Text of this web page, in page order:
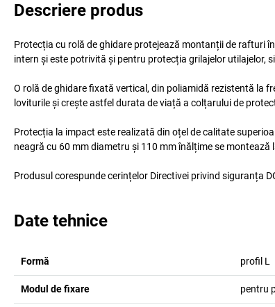
Descriere produs
Protecția cu rolă de ghidare protejează montanții de rafturi
intern și este potrivită și pentru protecția grilajelor utilajelor,
O rolă de ghidare fixată vertical, din poliamidă rezistentă la
loviturile și crește astfel durata de viață a colțarului de
Protecția la impact este realizată din oțel de calitate
neagră cu 60 mm diametru și 110 mm înălțime se montează
Produsul corespunde cerințelor Directivei privind siguranța
Date tehnice
Formă profil L
Modul de fixare pentru